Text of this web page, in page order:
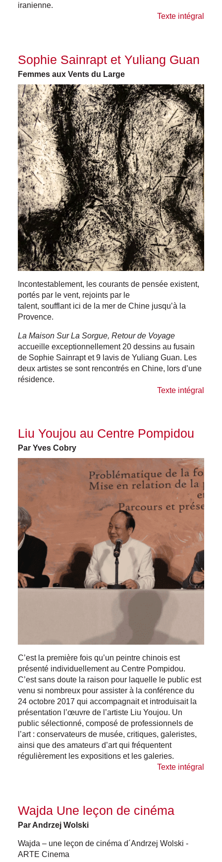
iranienne.
Texte intégral
Sophie Sainrapt et Yuliang Guan
Femmes aux Vents du Large
Incontestablement, les courants de pensée existent,
portés par le vent, rejoints par le
talent, soufflant ici de la mer de Chine jusqu’à la
Provence.
La Maison Sur La Sorgue, Retour de Voyage
accueille exceptionnellement 20 dessins au fusain
de Sophie Sainrapt et 9 lavis de Yuliang Guan. Les
deux artistes se sont rencontrés en Chine, lors d’une
résidence.
Texte intégral
Liu Youjou au Centre Pompidou
Par Yves Cobry
C’est la première fois qu’un peintre chinois est
présenté individuellement au Centre Pompidou.
C’est sans doute la raison pour laquelle le public est
venu si nombreux pour assister à la conférence du
24 octobre 2017 qui accompagnait et introduisait la
présentation l’œuvre de l’artiste Liu Youjou. Un
public sélectionné, composé de professionnels de
l’art : conservateurs de musée, critiques, galeristes,
ainsi que des amateurs d’art qui fréquentent
régulièrement les expositions et les galeries.
Texte intégral
Wajda Une leçon de cinéma
Par Andrzej Wolski
Wajda – une leçon de cinéma d´Andrzej Wolski -
ARTE Cinema